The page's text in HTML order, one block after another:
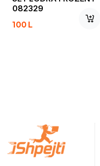
082329
100L